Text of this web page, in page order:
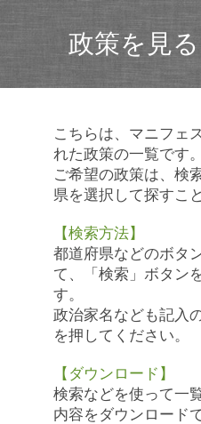
政策を見
こちらは、マニフェ
れた政策の一覧です。
ご希望の政策は、検
県を選択して探すこ
【検索方法】
都道府県などのボタ
て、「検索」ボタン
す。
政治家名なども記入
を押してください。
【ダウンロード】
検索などを使って一
内容をダウンロード